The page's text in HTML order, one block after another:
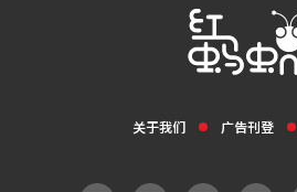
关于我们 广告刊登